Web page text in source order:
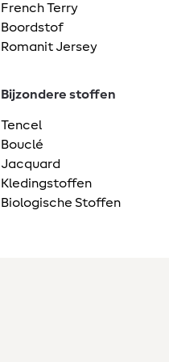
French Terry
Boordstof
Romanit Jersey
Bijzondere stoffen
Tencel
Bouclé
Jacquard
Kledingstoffen
Biologische Stoffen